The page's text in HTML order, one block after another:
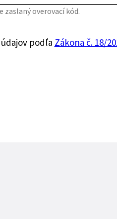
zaslaný overovací kód.
podľa Zákona č. 18/